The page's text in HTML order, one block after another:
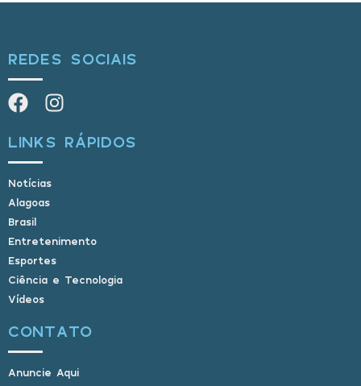
REDES SOCIAIS
LINKS RÁPIDOS
Notícias
Alagoas
Brasil
Entretenimento
Esportes
Ciência e Tecnologia
Vídeos
CONTATO
Anuncie Aqui